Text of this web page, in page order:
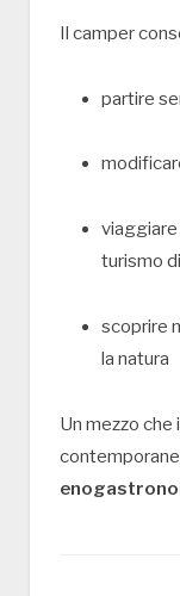
Il camper
partire
viaggiare
turismo
scoprire
la natura
Un mezzo